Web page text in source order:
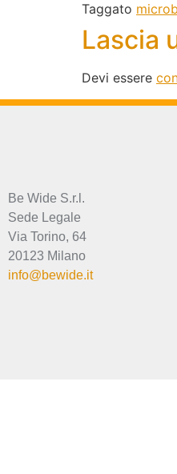
Taggato
Lascia
Devi essere
Be Wide S.r.l.
Sede Legale
Via Torino, 64
20123 Milano
info@bewide.it